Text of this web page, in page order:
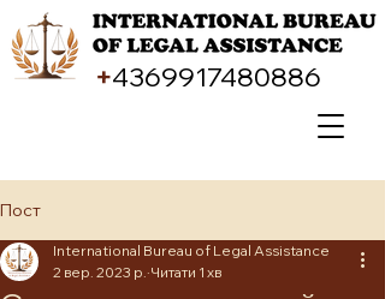
+4369917480886
Пост
International Bureau of Legal Assistance
2 вер. 2023 р. Читати 1 хв